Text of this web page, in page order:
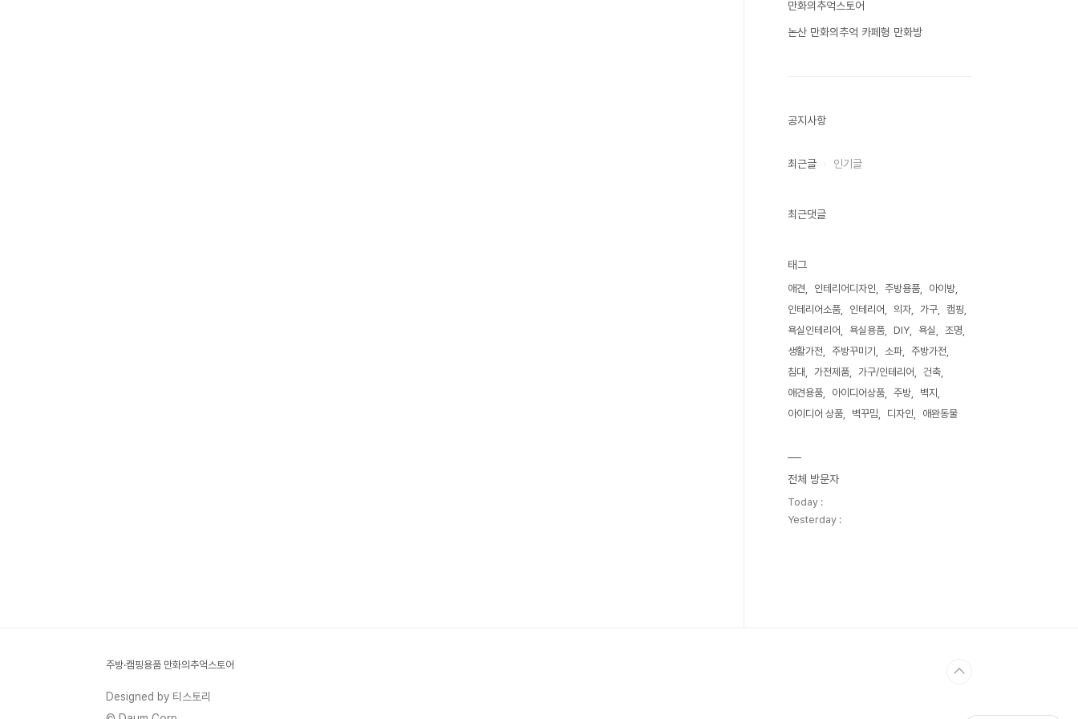
만화의추억스토어
논산 만화의추억 카페형 만화방
공지사항
최근글 인기글
최근댓글
태그
애견 인테리어디자인 주방용품
아이방
인테리어소품
인테리어 의자 가구
캠핑
욕실인테리어
욕실용품 DIY 욕실
조명
생활가전
주방꾸미기 소파
주방가전
침대
가전제품 가구/인테리어
건축
애견용품
아이디어상품 주방
벽지
아이디어 상품
벽꾸밈 디자인 애완동물
전체 방문자
Today :
Yesterday :
주방·캠핑용품 만화의추억스토어
Designed by 티스토리